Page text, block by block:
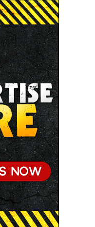
को अधिक
समिति गठित